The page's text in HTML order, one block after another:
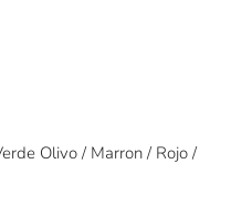
Olivo / Marron / Rojo /